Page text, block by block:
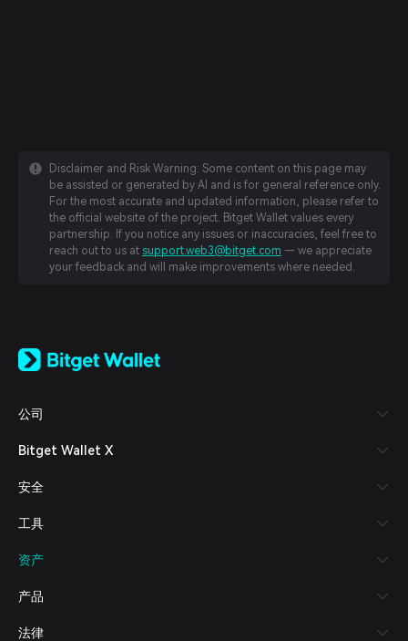
Disclaimer and Risk Warning: Some content on this page may
be assisted or generated by AI and is for general reference only.
For the most accurate and updated information, please refer to
the official website of the project. Bitget Wallet values every
partnership. If you notice any issues or inaccuracies, feel free to
reach out to us at support.web3@bitget.com — we appreciate
your feedback and will make improvements where needed.
日本語
Español (Latinoamérica)
Italiano
Deutsch
繁體中文
Bahasa Indonesia
ภาษาไทย
العربية
हिन्दी
公司
Bitget Wallet X
安全
工具
资产
产品
法律